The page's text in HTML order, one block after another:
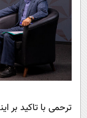
ترحمی با تاکید بر